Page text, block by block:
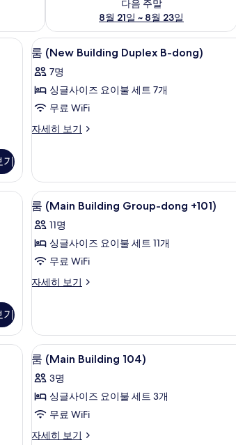
다음 주말
8월 21일 ~ 8월 23일
| 무료 WiFi, 침대 시트
기
룸
(New
Building
Duplex
B-
dong)
모
두
보
기
룸 (New
16
룸 (New Building Duplex B-dong)
7명
싱글사이즈 요이불 세트 7개
무료 WiFi
자세히 보기
룸
B-
dong)
자
세
히
보
료 WiFi, 침대 시트
기
룸
(Main
Building
Group-
dong
+101)
모
두
보
기
룸 (Main
6
룸 (Main Building Group-dong +101)
11명
싱글사이즈 요이불 세트 11개
무료 WiFi
자세히 보기
룸
dong
+101)
자
세
히
보
침대 시트
룸
(Main
Building
104)
사
진
룸 (Main
7
룸 (Main Building 104)
3명
싱글사이즈 요이불 세트 3개
무료 WiFi
자세히 보기
룸